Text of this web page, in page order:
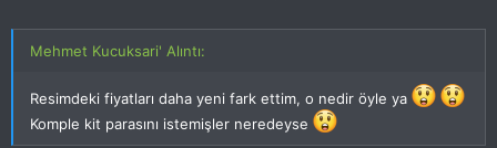
Mehmet Kucuksari' Alıntı:
Resimdeki fiyatları daha yeni fark ettim, o nedir öyle ya
Komple kit parasını istemişler neredeyse